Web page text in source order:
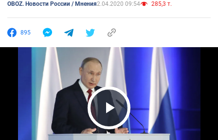
OBOZ. Новости России / Мнения2.04.2020 09:54 285,3 т.
895
Play Video